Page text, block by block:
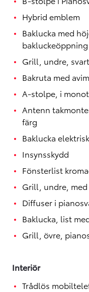
Hybrid emblem
Baklucka med
bakluckeöppning
Grill, undre,
Bakruta med
A-stolpe, i
Antenn
färg
Baklucka
Insynsskydd
Fönsterlist
Grill, undre,
Diffuser i
Baklucka, list
Grill, övre,
Interiör
Trådlös